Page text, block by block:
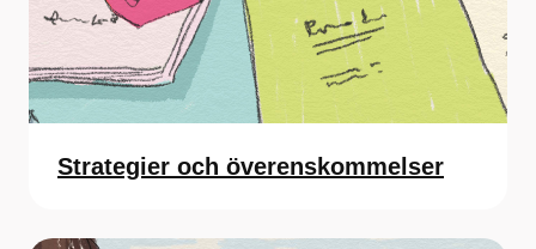
Strategier och överenskommelser